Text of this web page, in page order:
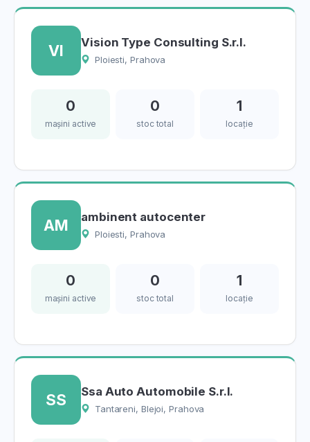
VI Vision Type Consulting S.r.l.
Ploiesti, Prahova
0
mașini active
0
stoc total
1
locație
AM ambinent autocenter
Ploiesti, Prahova
0
mașini active
0
stoc total
1
locație
SS Ssa Auto Automobile S.r.l.
Tantareni, Blejoi, Prahova